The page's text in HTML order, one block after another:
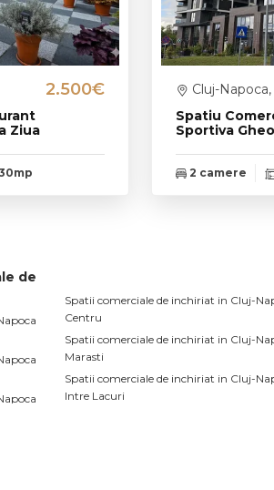
Ziua
2.500€
Spatiu
Sportiva
Cluj-
2 camere
de
Spatii comerciale de inchiriat in Cluj-
Centru
Spatii comerciale de inchiriat in Cluj-
Marasti
Spatii comerciale de inchiriat in Cluj-
Intre Lacuri